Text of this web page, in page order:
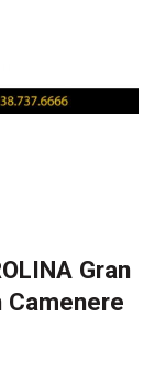
Gran
Camenere